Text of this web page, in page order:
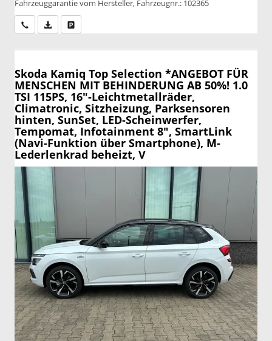
Fahrzeuggarantie vom Hersteller, Fahrzeugnr.: 102365
Wir rufen Sie anPDF-Datei, Fahrzeugexposé drucken
Skoda Kamiq Top Selection *ANGEBOT FÜR
MENSCHEN MIT BEHINDERUNG AB 50%! 1.0
TSI 115PS, 16"-Leichtmetallräder,
Climatronic, Sitzheizung, Parksensoren
hinten, SunSet, LED-Scheinwerfer,
Tempomat, Infotainment 8", SmartLink
(Navi-Funktion über Smartphone), M-
Lederlenkrad beheizt, V